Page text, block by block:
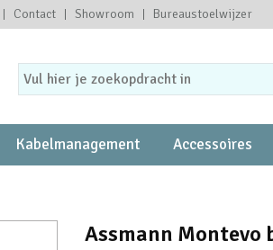
Contact Showroom Bureaustoelwijzer
Kabelmanagement Accessoires
Assmann Montevo